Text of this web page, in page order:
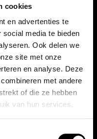
cookies
en advertenties te
media te bieden
Ook delen we
site met onze
en analyse. Deze
met andere
of die ze hebben
van hun services.
aan